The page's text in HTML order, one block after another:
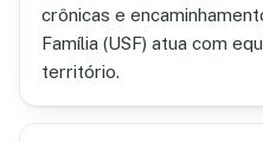
crônicas e
Família (USF) atua com
território.